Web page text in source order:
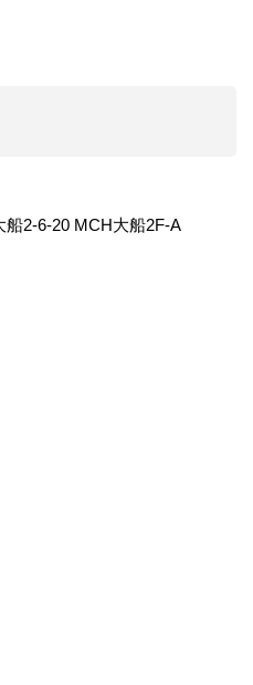
2-6-20 MCH大船2F-A